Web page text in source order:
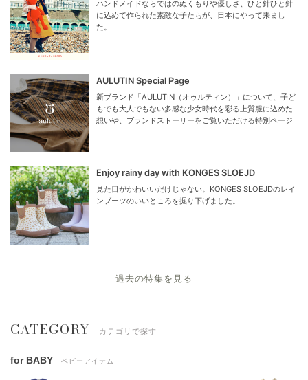
ハンドメイドならではのぬくもりや優しさ、ひと針ひと針
に込めて作られた素敵な子たちが、日本にやって来まし
た。
AULUTIN Special Page
新ブランド「AULUTIN（オゥルティン）」について、子ど
もでも大人でもない多感な少女時代を彩る上質服に込めた
想いや、ブランドストーリーをご覧いただける特別ページ
Enjoy rainy day with KONGES SLOEJD
見た目がかわいいだけじゃない。KONGES SLOEJDのレイ
ンブーツのいいところを掘り下げました。
過去の特集を見る
CATEGORY カテゴリで探す
for BABY ベビーアイテム